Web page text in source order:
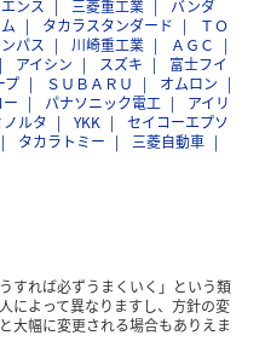
ンス 三菱重工業
バンダ
タカラスタンダード
ＴＯ
パス 川崎重工業
ＡＧＣ
アイシン スズキ
富士フイ
プ ＳＵＢＡＲＵ
オムロン
ー パナソニック電工
アイリ
ルタ YKK
セイコーエプソ
タカラトミー
三菱自動車
すれば必ずうまくいく」という類
によって異なりますし、方針の変
大幅に変更される場合もありえま